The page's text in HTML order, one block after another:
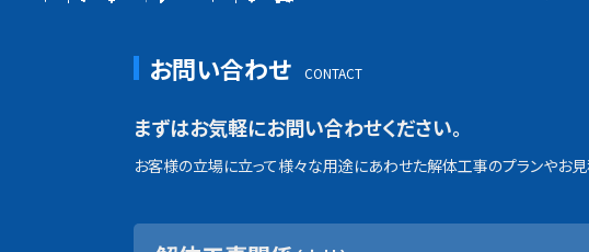
お問い合わせ
まずはお気軽にお問い合わせください。
お客様の立場に立って様々な用途にあわせた解体工事のプランやお見